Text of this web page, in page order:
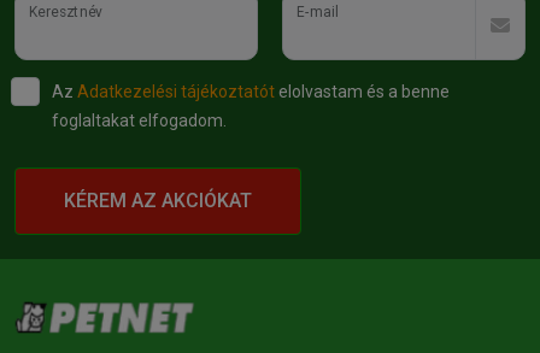
Keresztnév E-mail
Az Adatkezelési tájékoztatót elolvastam és a benne
foglaltakat elfogadom.
KÉREM AZ AKCIÓKAT